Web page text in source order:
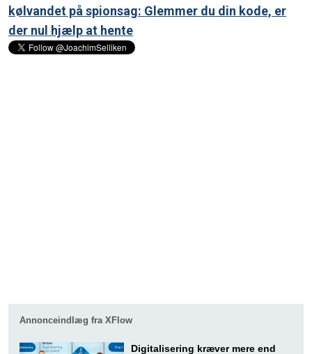
kølvandet på spionsag: Glemmer du din kode, er
der nul hjælp at hente
Annonceindlæg fra XFlow
Digitalisering kræver mere end